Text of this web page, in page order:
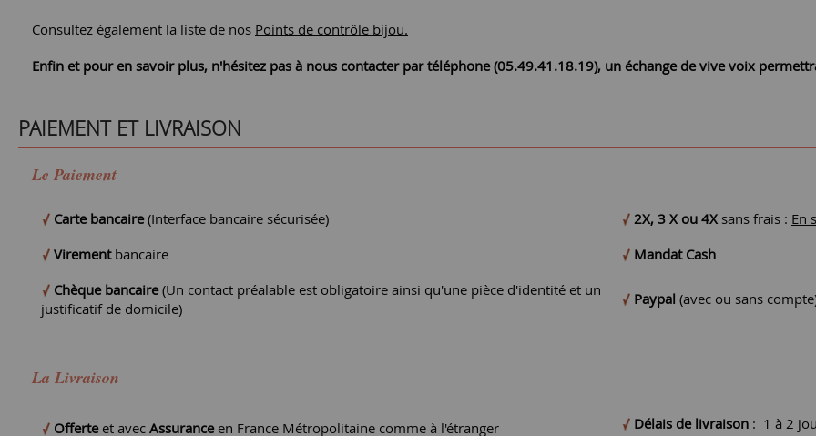
Consultez également la liste de nos Points de contrôle bijou.
Enfin et pour en savoir plus, n'hésitez pas à nous contacter par téléphone (05.49.41.18.19), un échange de vive voix
PAIEMENT ET LIVRAISON
Le Paiement
Carte bancaire(Interface bancaire sécurisée) 2X, 3 X ou 4Xsans frais : En
Virementbancaire
Mandat Cash
Chèque bancaire(Un contact préalable est obligatoire ainsi qu'une pièce d'identité et un
justificatif de domicile)
Paypal (avec ou sans
La Livraison
Offerteet avec Assuranceen France Métropolitaine comme à l'étranger Délais de livraison : 1 à 2